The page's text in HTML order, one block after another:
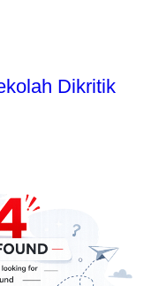
Dikritik